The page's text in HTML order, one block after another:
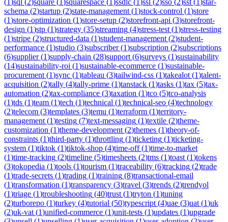
schema (2)startup (2)state-management (1)stock-control (1)store
(1)store-optimization (1)store-setup (2)storefront-api (3)storefront-
design (1)stp (1)strategy (35)streaming (4)stress-test (1)stress-testing
(1)stripe (2)structured-data (1)student-management (2)student-
performance (1)studio (3)subscriber(1)subscription (2)subscriptions
(6)supplier(1)supply-chain (28)support (6)surveys (1)sustainability
(14)sustainability-roi (1)sustainable-ecommerce (1)sustainable-
procurement (1)sync (1)tableau (3)tailwind-css (1)takealot (1)talent-
acquisition (2)tally (4)tally-prime (1)tanstack (1)tasks (1)tax (5)tax-
automation (2)tax-compliance (3)taxation (1)tco (5)tco-analysis
(1)tds (1)team (1)tech (1)technical (1)technical-seo (4)technology
(2)telecom (3)templates (3)temu (1)terraform (1)territory-
management (1)testing (7)text-messaging (1)textile (2)theme-
customization (1)theme-development (2)themes (1)theory-of-
constraints (1)third-party (1)throttling (1)ticketing (1)ticketing-
system (1)tiktok (1)tiktok-shop (4)time-off(1)time-to-market
(1)time-tracking (2)timeline (5)timesheets (2)tms (1)toast (1)tokens
(3)tokopedia (1)tools (1)tourism (1)traceability (6)tracking (2)trade
(1)trade-secrets (1)trading (1)training (8)transactional-email
(1)transformation (1)transparency (3)travel (3)trends (2)trendyol
(1)triage (1)troubleshooting (40)trust (1)tryton (1)tuning
(2)turborepo (1)turkey (4)tutorial (50)typescript (4)uae (3)uat (1)uk
(2)uk-vat (1)unified-commerce (1)unit-tests (1)updates (1)upgrade